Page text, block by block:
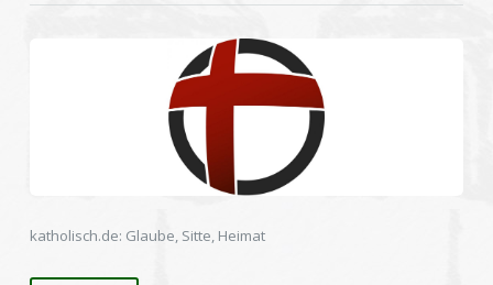
katholisch.de: Glaube, Sitte, Heimat